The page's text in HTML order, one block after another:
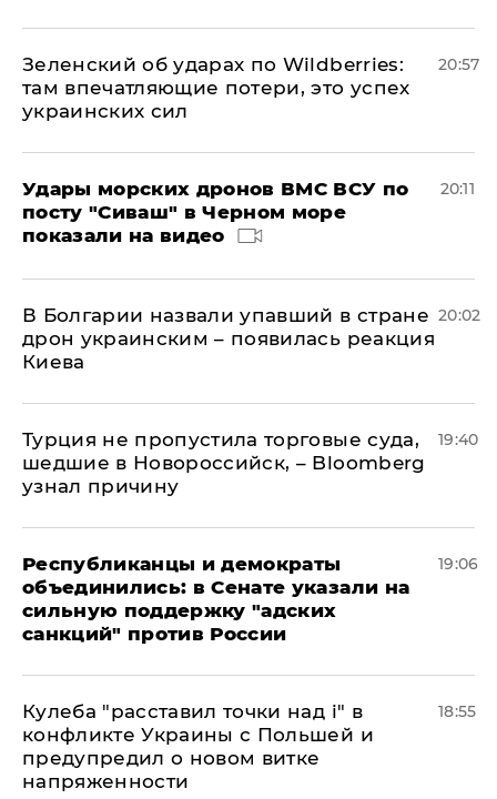
Зеленский об ударах по Wildberries:
там впечатляющие потери, это успех
украинских сил
20:57
Удары морских дронов ВМС ВСУ по
посту "Сиваш" в Черном море
показали на видео
20:11
В Болгарии назвали упавший в стране
дрон украинским – появилась реакция
Киева
20:02
Турция не пропустила торговые суда,
шедшие в Новороссийск, – Bloomberg
узнал причину
19:40
Республиканцы и демократы
объединились: в Сенате указали на
сильную поддержку "адских
санкций" против России
19:06
Кулеба "расставил точки над і" в
конфликте Украины с Польшей и
предупредил о новом витке
напряженности
18:55